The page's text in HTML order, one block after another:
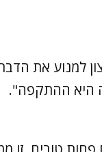
למנוע את
היא ההתקפה".